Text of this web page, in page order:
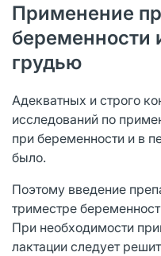
Применение
беременности
грудью
Адекватных и строго
исследований по
при беременности и в
было.
Поэтому введение
триместре
При необходимости
лактации следует